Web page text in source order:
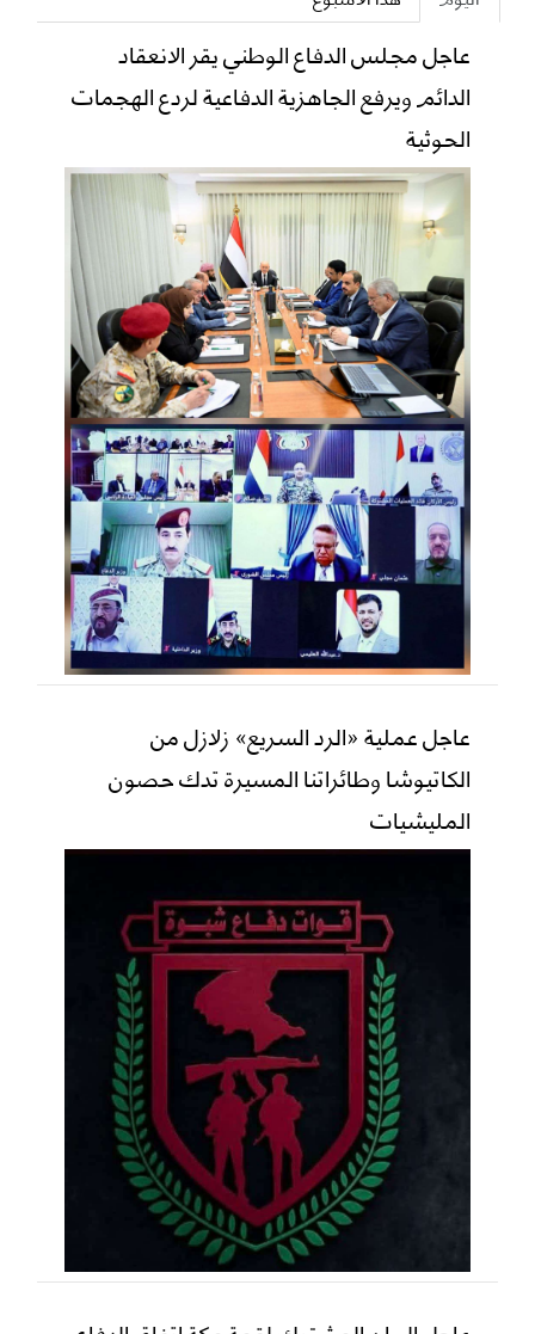
عاجل مجلس الدفاع الوطني يقر الانعقاد
الدائم ويرفع الجاهزية الدفاعية لردع الهجمات
الحوثية
عاجل عملية «الرد السريع» زلازل من
الكاتيوشا وطائراتنا المسيرة تدك حصون
المليشيات